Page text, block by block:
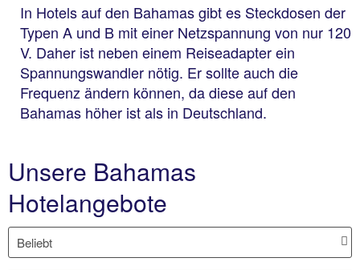
In Hotels auf den Bahamas gibt es Steckdosen der
Typen A und B mit einer Netzspannung von nur 120
V. Daher ist neben einem Reiseadapter ein
Spannungswandler nötig. Er sollte auch die
Frequenz ändern können, da diese auf den
Bahamas höher ist als in Deutschland.
Unsere Bahamas
Hotelangebote